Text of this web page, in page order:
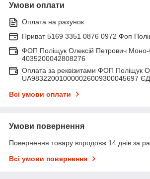
Умови оплати
Оплата на рахунок
Приват 5169 3351 0876 0972 Фоп
ФОП Поліщук Олексій Петрович Моно-
4035200042808276
Оплата за реквізитами ФОП Поліщук
UA983220010000026009300045697
Всі умови оплати
Умови повернення
Повернення товару впродовж 14 днів за
Всі умови повернення